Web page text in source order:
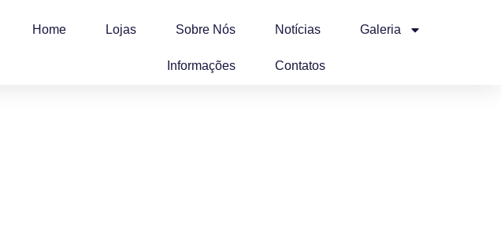
Home Lojas Sobre Nós Notícias Galeria
Informações Contatos